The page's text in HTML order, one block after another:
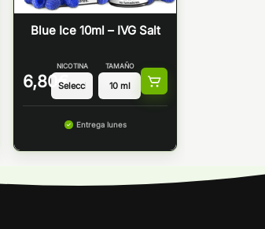
Blue Ice 10ml – IVG Salt
6,80 €
NICOTINA TAMAÑO
Entrega lunes